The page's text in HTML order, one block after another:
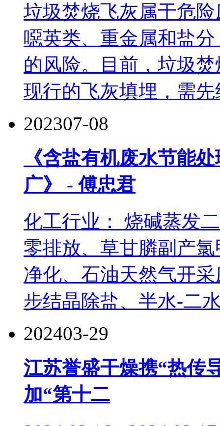
垃圾焚烧飞灰属于危
噁英类、重金属和盐
的风险。目前，垃圾
现行的飞灰填埋，需
202307-08
《含盐有机废水节能
广》 - 傅忠君
化工行业： 烧碱蒸发
零排放、草甘膦副产
净化、石油天然气开
步结晶除盐、半水-二
202403-29
江苏誉盛干燥携“热传
加“第十二